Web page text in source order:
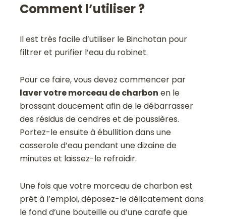
Comment l’utiliser ?
Il est très facile d’utiliser le Binchotan pour
filtrer et purifier l’eau du robinet.
Pour ce faire, vous devez commencer par
laver votre morceau de charbon en le
brossant doucement afin de le débarrasser
des résidus de cendres et de poussières.
Portez-le ensuite à ébullition dans une
casserole d’eau pendant une dizaine de
minutes et laissez-le refroidir.
Une fois que votre morceau de charbon est
prêt à l’emploi, déposez-le délicatement dans
le fond d’une bouteille ou d’une carafe que